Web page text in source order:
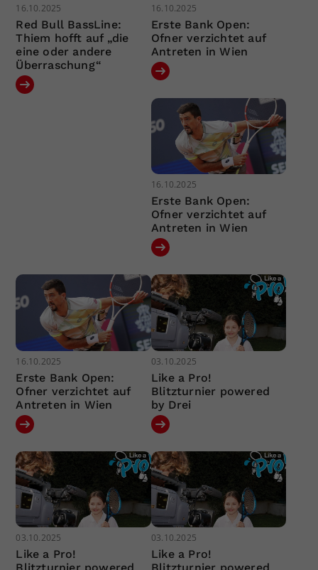
16.10.2025
Red Bull BassLine:
Thiem hofft auf „die
eine oder andere
Überraschung“
16.10.2025
Erste Bank Open:
Ofner verzichtet auf
Antreten in Wien
16.10.2025
Erste Bank Open:
Ofner verzichtet auf
Antreten in Wien
16.10.2025
Erste Bank Open:
Ofner verzichtet auf
Antreten in Wien
03.10.2025
Like a Pro!
Blitzturnier powered
by Drei
03.10.2025
Like a Pro!
03.10.2025
Like a Pro!